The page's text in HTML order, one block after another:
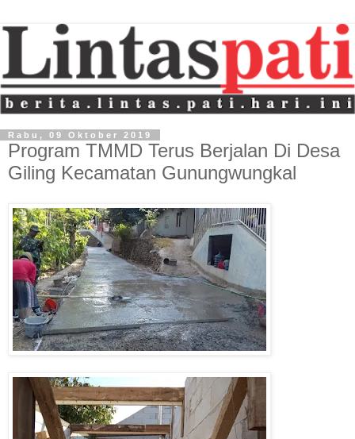
Rabu, 09 Oktober 2019
Program TMMD Terus Berjalan Di Desa
Giling Kecamatan Gunungwungkal